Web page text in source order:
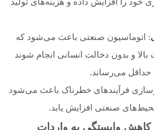
خود را افزایش داده و هزینه‌های تولید
: اتوماسیون صنعتی باعث می‌شود که
بالا و بدون دخالت انسانی انجام شوند
حداقل می‌رساند.
فرآیندهای خطرناک باعث می‌شود
صنعتی افزایش یابد.